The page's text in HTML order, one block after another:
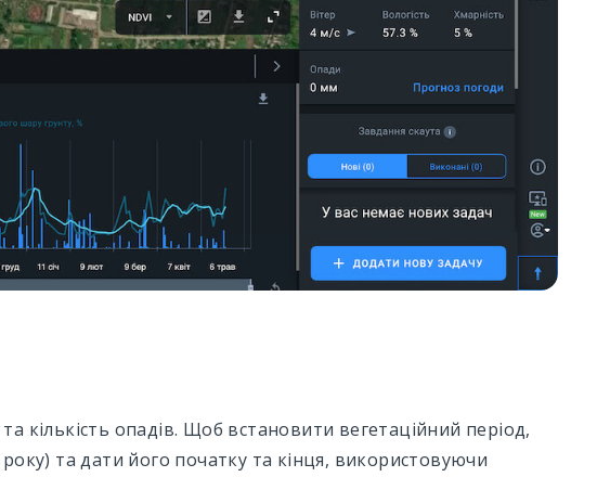
кількість опадів. Щоб встановити вегетаційний період,
та дати його початку та кінця, використовуючи